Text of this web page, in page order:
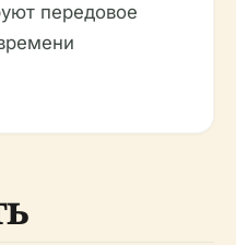
передовое